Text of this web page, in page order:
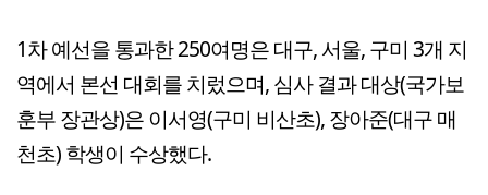
1차 예선을 통과한 250여명은 대구, 서울, 구미 3개 지
역에서 본선 대회를 치렀으며, 심사 결과 대상(국가보
훈부 장관상)은 이서영(구미 비산초), 장아준(대구 매
천초) 학생이 수상했다.